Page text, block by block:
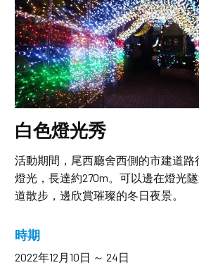
白色燈光秀
活動期間，尾西廳舍西側的市建道路
燈光，長達約270m。可以邊在燈光
道散步，邊欣賞璀璨的冬日夜景。
時期
2022年12月10日 ～ 24日